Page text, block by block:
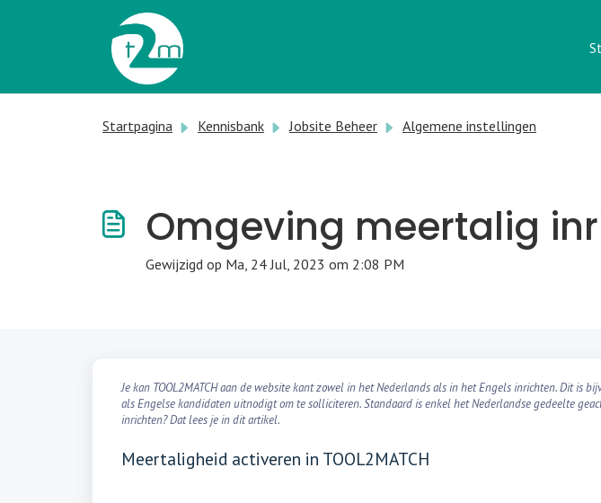
Doorgaan naar hoofdinhoud
Startpagina Kennisbank Jobsite Beheer Algemene instellingen
Omgeving meertalig
Gewijzigd op Ma, 24 Jul, 2023 om 2:08 PM
Je kan TOOL2MATCH aan de website kant zowel in het Nederlands als in het Engels inrichten. Dit is
als Engelse kandidaten uitnodigt om te solliciteren. Standaard is enkel het Nederlandse gedeelte
inrichten? Dat lees je in dit artikel.
Meertaligheid activeren in TOOL2MATCH